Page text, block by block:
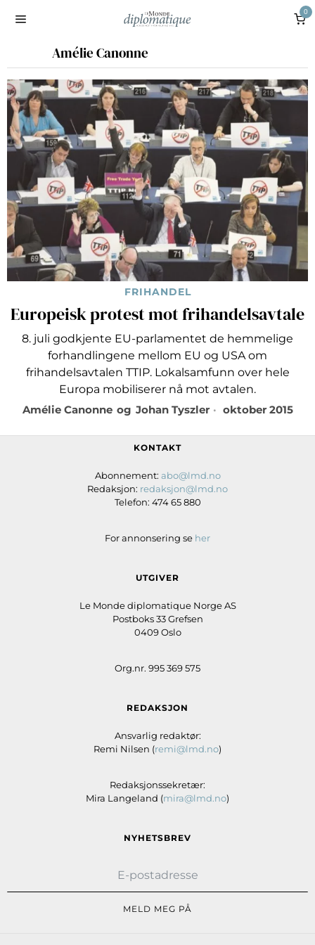
0
Amélie Canonne
FRIHANDEL
Europeisk protest mot frihandelsavtale
8. juli godkjente EU-parlamentet de hemmelige
forhandlingene mellom EU og USA om
frihandelsavtalen TTIP. Lokalsamfunn over hele
Europa mobiliserer nå mot avtalen.
Amélie Canonne og Johan Tyszler oktober 2015
KONTAKT
Abonnement: abo@lmd.no
Redaksjon: redaksjon@lmd.no
Telefon: 474 65 880
For annonsering se her
UTGIVER
Le Monde diplomatique Norge AS
Postboks 33 Grefsen
0409 Oslo
Org.nr. 995 369 575
REDAKSJON
Ansvarlig redaktør:
Remi Nilsen (remi@lmd.no)
Redaksjonssekretær:
Mira Langeland (mira@lmd.no)
NYHETSBREV
MELD MEG PÅ